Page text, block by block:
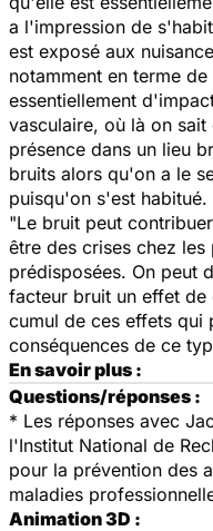
a l'impression de
est exposé aux
notamment en terme
essentiellement
vasculaire, où là on
présence dans un lieu
bruits alors qu'on a le
puisqu'on s'est habitué.
"Le bruit peut
être des crises chez les
prédisposées. On peut
facteur bruit un effet
cumul de ces effets qui
conséquences de ce
En savoir plus :
Questions/réponses :
* Les réponses avec
l'Institut National de
pour la prévention des
maladies
Animation 3D :